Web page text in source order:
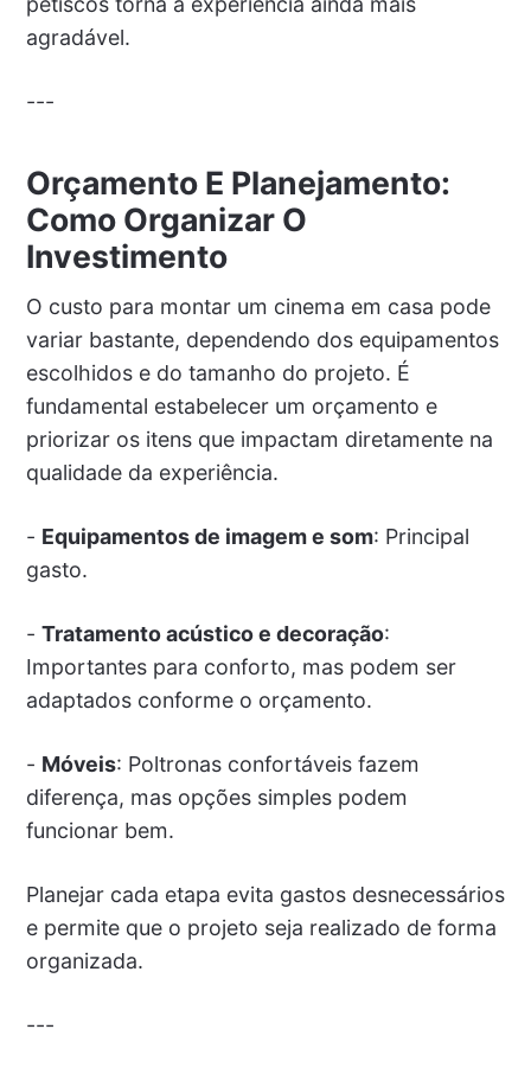
agradável.
---
Orçamento E Planejamento:
Como Organizar O
Investimento
O custo para montar um cinema em casa pode
variar bastante, dependendo dos equipamentos
escolhidos e do tamanho do projeto. É
fundamental estabelecer um orçamento e
priorizar os itens que impactam diretamente na
qualidade da experiência.
- Equipamentos de imagem e som: Principal
gasto.
- Tratamento acústico e decoração:
Importantes para conforto, mas podem ser
adaptados conforme o orçamento.
- Móveis: Poltronas confortáveis fazem
diferença, mas opções simples podem
funcionar bem.
Planejar cada etapa evita gastos desnecessários
e permite que o projeto seja realizado de forma
organizada.
---